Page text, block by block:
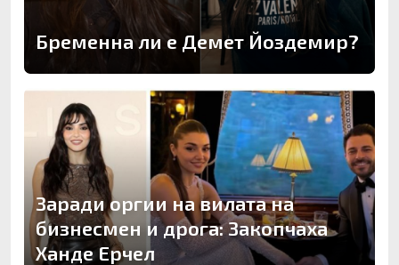
Бременна ли е Демет Йоздемир?
Заради оргии на вилата на
бизнесмен и дрога: Закопчаха
Ханде Ерчел